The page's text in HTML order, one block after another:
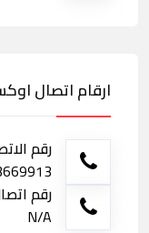
ارقام اتصال
رقم
رقم
N/A